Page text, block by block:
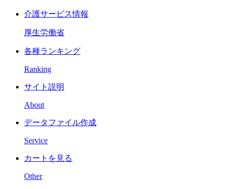
介護サービス情報
厚生労働省
各種ランキング
Ranking
サイト説明
About
データファイル作成
Service
カートを見る
Other